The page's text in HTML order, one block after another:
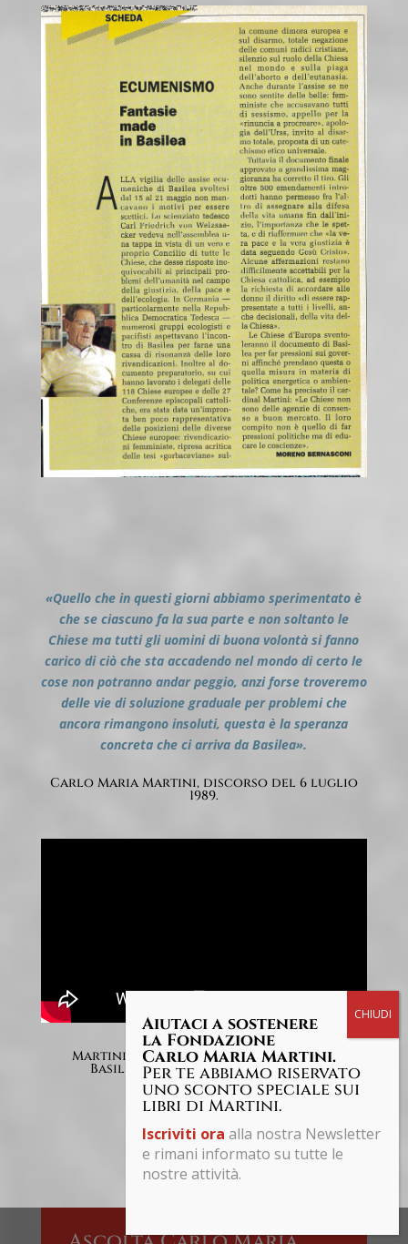
«Quello che in questi giorni abbiamo sperimentato è
che se ciascuno fa la sua parte e non soltanto le
Chiese ma tutti gli uomini di buona volontà si fanno
carico di ciò che sta accadendo nel mondo di certo le
cose non potranno andar peggio, anzi forse troveremo
delle vie di soluzione graduale per problemi che
ancora rimangono insoluti, questa è la speranza
concreta che ci arriva da Basilea».
Carlo Maria Martini, discorso del 6 luglio
1989.
Martini dall'interno della cattedrale di
Basilea parla dell'Assemblea ecumenica
Aiutaci a sostenere
la Fondazione
Carlo Maria Martini.
Per te abbiamo riservato
uno sconto speciale sui
libri di Martini.
Iscriviti ora alla nostra Newsletter
e rimani informato su tutte le
nostre attività.